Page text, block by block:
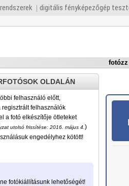
digitális fényképezőgép
OLDALÁN
felhasználó előtt,
regisztrált felhasználók
a fotó elkészítője ötleteket
utolsó frissítése: 2016. május 4. )
engedélyhez kötött!
fotókiállításunk lehetőségét!